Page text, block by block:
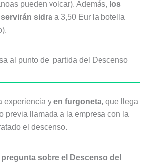
pueden volcar). Además, los
sidraa 3,50 Eur la botella
al punto de partida del Descenso
experiencia y en furgoneta, que llega
previa llamada a la empresa con la
el descenso.
pregunta sobre el Descenso del